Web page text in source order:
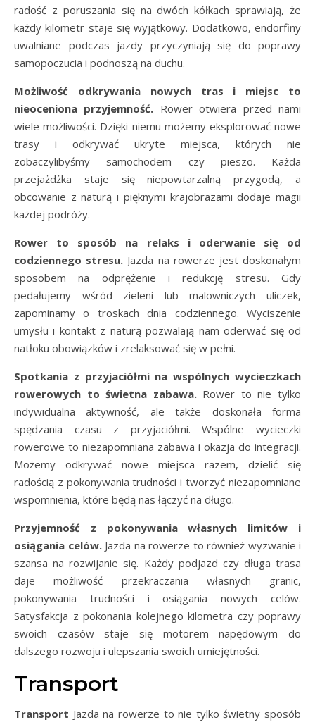
radość z poruszania się na dwóch kółkach sprawiają, że
każdy kilometr staje się wyjątkowy. Dodatkowo, endorfiny
uwalniane podczas jazdy przyczyniają się do poprawy
samopoczucia i podnoszą na duchu.
Możliwość odkrywania nowych tras i miejsc to
nieoceniona przyjemność. Rower otwiera przed nami
wiele możliwości. Dzięki niemu możemy eksplorować nowe
trasy i odkrywać ukryte miejsca, których nie
zobaczylibyśmy samochodem czy pieszo. Każda
przejażdżka staje się niepowtarzalną przygodą, a
obcowanie z naturą i pięknymi krajobrazami dodaje magii
każdej podróży.
Rower to sposób na relaks i oderwanie się od
codziennego stresu. Jazda na rowerze jest doskonałym
sposobem na odprężenie i redukcję stresu. Gdy
pedałujemy wśród zieleni lub malowniczych uliczek,
zapominamy o troskach dnia codziennego. Wyciszenie
umysłu i kontakt z naturą pozwalają nam oderwać się od
natłoku obowiązków i zrelaksować się w pełni.
Spotkania z przyjaciółmi na wspólnych wycieczkach
rowerowych to świetna zabawa.Rower to nie tylko
indywidualna aktywność, ale także doskonała forma
spędzania czasu z przyjaciółmi. Wspólne wycieczki
rowerowe to niezapomniana zabawa i okazja do integracji.
Możemy odkrywać nowe miejsca razem, dzielić się
radością z pokonywania trudności i tworzyć niezapomniane
wspomnienia, które będą nas łączyć na długo.
Przyjemność z pokonywania własnych limitów i
osiągania celów.Jazda na rowerze to również wyzwanie i
szansa na rozwijanie się. Każdy podjazd czy długa trasa
daje możliwość przekraczania własnych granic,
pokonywania trudności i osiągania nowych celów.
Satysfakcja z pokonania kolejnego kilometra czy poprawy
swoich czasów staje się motorem napędowym do
dalszego rozwoju i ulepszania swoich umiejętności.
Transport
Transport Jazda na rowerze to nie tylko świetny sposób